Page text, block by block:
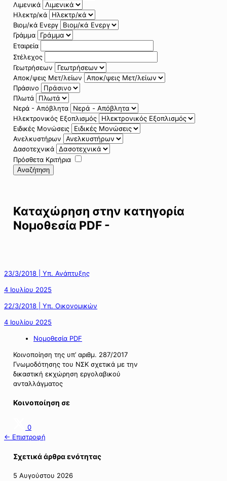
Λιμενικά
Ηλεκτρ/κά
Βιομ/κά Ενεργ
Γράμμα
Εταιρεία
Στέλεχος
Γεωτρήσεων
Αποκ/ψεις Μετ/λείων
Πράσινο
Πλωτά
Νερά - Απόβλητα
Ηλεκτρονικός Εξοπλισμός
Ειδικές Μονώσεις
Ανελκυστήρων
Δασοτεχνικά
Πρόσθετα Κριτήρια
Αναζήτηση
Καταχώρηση στην κατηγορία
Νομοθεσία PDF -
23/3/2018 | Υπ. Ανάπτυξης
4 Ιουλίου 2025
22/3/2018 | Υπ. Οικονομικών
4 Ιουλίου 2025
Νομοθεσία PDF
Κοινοποίηση της υπ’ αριθμ. 287/2017
Γνωμοδότησης του ΝΣΚ σχετικά με την
δικαστική εκχώρηση εργολαβικού
ανταλλάγματος
Κοινοποίηση σε
0
← Επιστροφή
Σχετικά άρθρα ενότητας
5 Αυγούστου 2026